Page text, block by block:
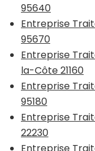
95640
Entreprise
95670
Entreprise
la-Côte 21160
Entreprise
95180
Entreprise
22230
Entreprise